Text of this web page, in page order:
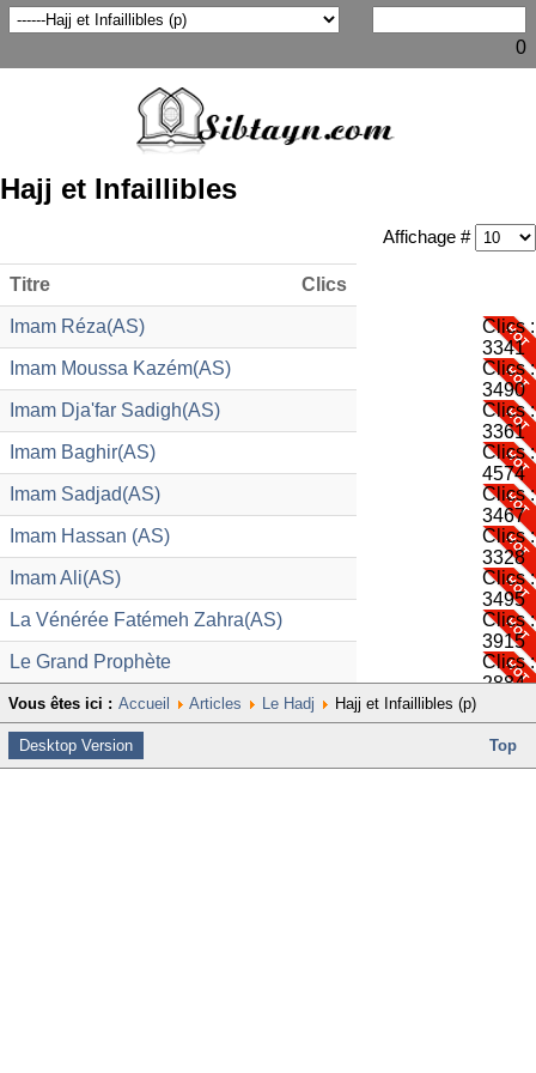
0
Hajj et Infaillibles
Affichage #
Titre Clics
Imam Réza(AS)
Clics :
3341
Imam Moussa Kazém(AS)
Clics :
3490
Imam Dja'far Sadigh(AS)
Clics :
3361
Imam Baghir(AS)
Clics :
4574
Imam Sadjad(AS)
Clics :
3467
Imam Hassan (AS)
Clics :
3328
Imam Ali(AS)
Clics :
3495
La Vénérée Fatémeh Zahra(AS)
Clics :
3915
Le Grand Prophète
Clics :
2884
Vous êtes ici : Accueil Articles Le Hadj Hajj et Infaillibles (p)
Desktop Version Top